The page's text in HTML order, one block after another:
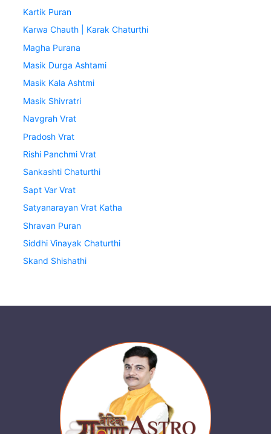
Kartik Puran
Karwa Chauth | Karak Chaturthi
Magha Purana
Masik Durga Ashtami
Masik Kala Ashtmi
Masik Shivratri
Navgrah Vrat
Pradosh Vrat
Rishi Panchmi Vrat
Sankashti Chaturthi
Sapt Var Vrat
Satyanarayan Vrat Katha
Shravan Puran
Siddhi Vinayak Chaturthi
Skand Shishathi